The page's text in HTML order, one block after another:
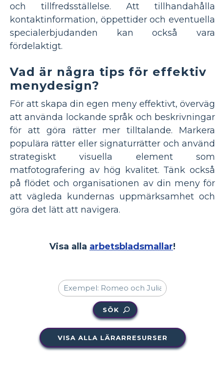
och tillfredsställelse. Att tillhandahålla
kontaktinformation, öppettider och eventuella
specialerbjudanden kan också vara
fördelaktigt.
Vad är några tips för effektiv
menydesign?
För att skapa din egen meny effektivt, överväg
att använda lockande språk och beskrivningar
för att göra rätter mer tilltalande. Markera
populära rätter eller signaturrätter och använd
strategiskt visuella element som
matfotografering av hög kvalitet. Tänk också
på flödet och organisationen av din meny för
att vägleda kundernas uppmärksamhet och
göra det lätt att navigera.
Visa alla arbetsbladsmallar!
SÖK
VISA ALLA LÄRARRESURSER